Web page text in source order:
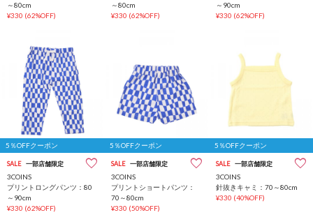
～80cm
¥330 (62%OFF)
～80cm
¥330 (62%OFF)
～90cm
¥330 (62%OFF)
5％OFFクーポン
SALE 一部店舗限定
3COINS
プリントロングパンツ：80
～90cm
¥330 (62%OFF)
5％OFFクーポン
SALE 一部店舗限定
3COINS
プリントショートパンツ：
70～80cm
¥330 (50%OFF)
5％OFFクーポン
SALE 一部店舗限定
3COINS
針抜きキャミ：70～80cm
¥330 (40%OFF)